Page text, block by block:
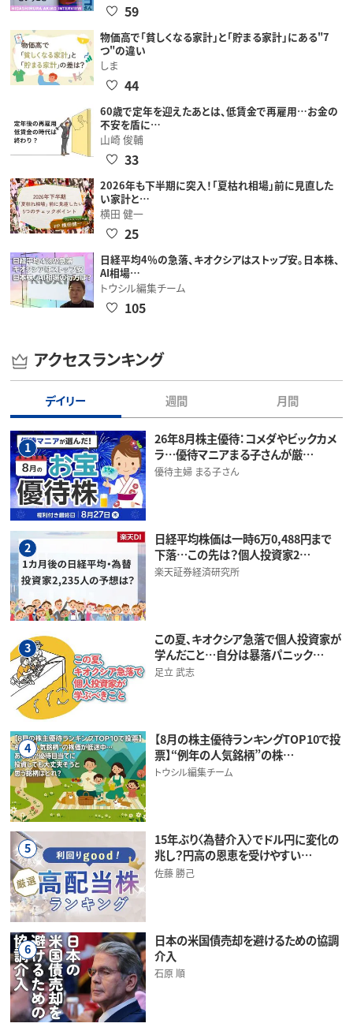
59
物価高で「貧しくなる家計」と「貯まる家計」にある"7
つ"の違い
しま
44
60歳で定年を迎えたあとは、低賃金で再雇用…お金の
不安を盾に…
山崎 俊輔
33
2026年も下半期に突入！「夏枯れ相場」前に見直した
い家計と…
横田 健一
25
日経平均4％の急落、キオクシアはストップ安。日本株、
AI相場…
トウシル編集チーム
105
アクセスランキング
デイリー 週間 月間
1
26年8月株主優待：コメダやビックカメ
ラ…優待マニアまる子さんが厳…
優待主婦 まる子さん
2
日経平均株価は一時6万0,488円まで
下落…この先は？個人投資家2…
楽天証券経済研究所
3
この夏、キオクシア急落で個人投資家が
学んだこと…自分は暴落パニック…
足立 武志
4
【8月の株主優待ランキングTOP10で投
票】“例年の人気銘柄”の株…
トウシル編集チーム
5
15年ぶり〈為替介入〉でドル円に変化の
兆し？円高の恩恵を受けやすい…
佐藤 勝己
6
日本の米国債売却を避けるための協調
介入
石原 順